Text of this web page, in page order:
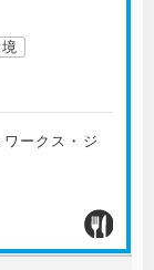
ークス・ジ